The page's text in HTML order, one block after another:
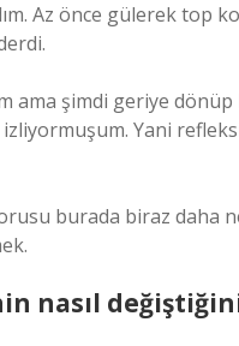
Az önce gülerek
ama şimdi geriye
Yani
burada biraz daha
nasıl